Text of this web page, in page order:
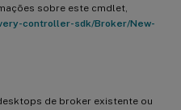
sobre este cmdlet,
controller-sdk/Broker/New-
de broker existente ou